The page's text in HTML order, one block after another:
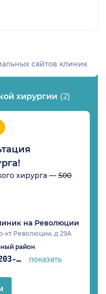
хирургии (2)
хирурга — 500
на Революции
кт Революции, д 29А
район
+7 (473) 203-01-67 показать
сайтов клиник